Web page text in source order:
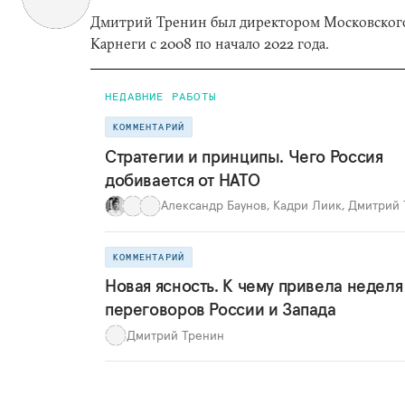
Дмитрий Тренин был директором
Карнеги с 2008 по начало 2022 года.
НЕДАВНИЕ РАБОТЫ
КОММЕНТАРИЙ
Стратегии и принципы. Чего Россия
добивается от НАТО
Александр Баунов, Кадри Лиик, Дмитрий
КОММЕНТАРИЙ
Новая ясность. К чему привела неделя
переговоров России и Запада
Дмитрий Тренин